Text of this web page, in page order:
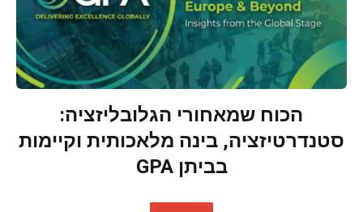
הכוח שמאחורי הגלובליזציה:
סטנדרטיזציה, בינה מלאכותית וקיימות
בביתן GPA